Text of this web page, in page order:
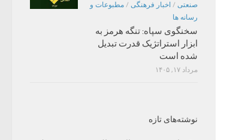
صنعتی / اخبار فرهنگی / مطبوعات و
رسانه ها
سخنگوی سپاه: تنگه هرمز به
ابزار استراتژیک قدرت تبدیل
شده است
مرداد ۱۷, ۱۴۰۵
نوشته‌های تازه